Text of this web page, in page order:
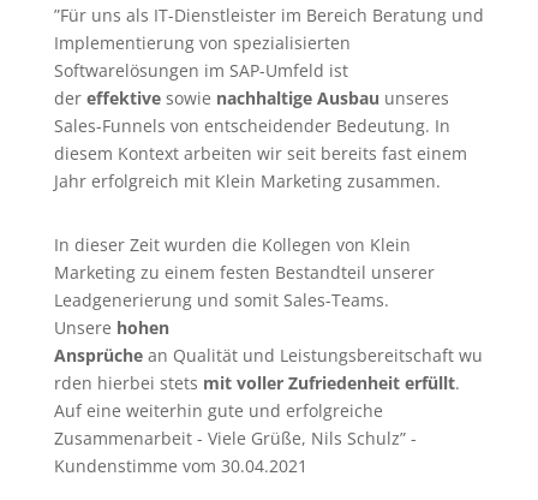
”Für uns als IT-Dienstleister im Bereich Beratung und
Implementierung von spezialisierten
Softwarelösungen im SAP-Umfeld ist
der effektive sowie nachhaltige Ausbau unseres
Sales-Funnels von entscheidender Bedeutung. In
diesem Kontext arbeiten wir seit bereits fast einem
Jahr erfolgreich mit Klein Marketing zusammen.
In dieser Zeit wurden die Kollegen von Klein
Marketing zu einem festen Bestandteil unserer
Leadgenerierungund somit Sales-Teams.
Unsere hohen
Ansprüchean Qualität und Leistungsbereitschaft wu
rden hierbei stets mit voller Zufriedenheit erfüllt.
Auf eine weiterhin gute und erfolgreiche
Zusammenarbeit - Viele Grüße, Nils Schulz” -
Kundenstimme vom 30.04.2021